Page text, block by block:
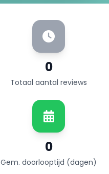
0
Totaal aantal reviews
0
Gem. doorlooptijd (dagen)